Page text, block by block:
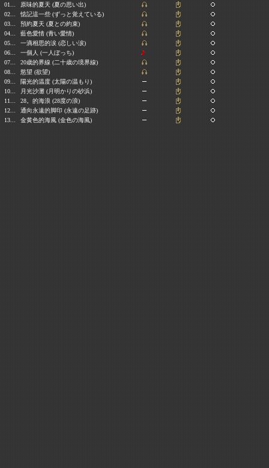
01... 原味的夏天 (夏の思い出)
02...
惦記這一些 (ずっと覚えている)
03...
預約夏天 (夏との約束)
04...
藍色愛情 (青い愛情)
05...
一滴相思的涙 (恋しい涙)
06...
一個人 (一人ぼっち)
07...
20歳的界線 (二十歳の境界線)
08...
慾望 (欲望)
09...
陽光的温度 (太陽の温もり)
10...
月光沙灘 (月明かりの砂浜)
11...
28 。的海浪 (28度の浪)
12...
通向永遠的脚印 (永遠の足跡)
13...
金黄色的海風 (金色の海風)